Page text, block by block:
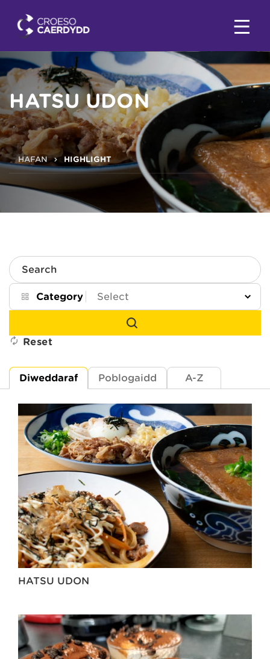
HATSU UDON
HAFAN HIGHLIGHT
Search
Category
Reset
Diweddaraf Poblogaidd A-Z
HATSU UDON